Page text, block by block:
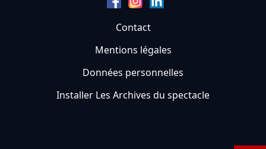
Contact
Mentions légales
Données personnelles
Installer Les Archives du spectacle